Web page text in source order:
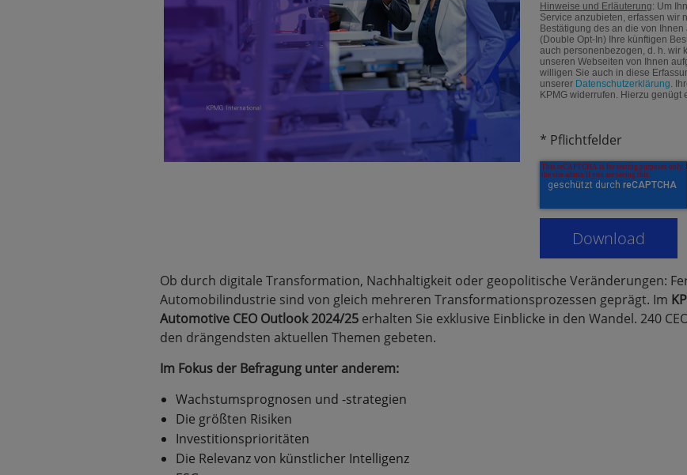
Hinweise und Erläuterung: Um
Service anzubieten, erfassen wir
Bestätigung des an die von
(Double Opt-In) Ihre künftigen
auch personenbezogen, d. h. wir
unseren Webseiten von Ihnen
willigen Sie auch in diese
unserer Datenschutzerklärung.
KPMG widerrufen. Hierzu genügt
* Pflichtfelder
Ob durch digitale Transformation, Nachhaltigkeit oder geopolitische Veränderungen:
Automobilindustrie sind von gleich mehreren Transformationsprozessen geprägt. Im
Automotive CEO Outlook 2024/25 erhalten Sie exklusive Einblicke in den Wandel. 240
den drängendsten aktuellen Themen gebeten.
Im Fokus der Befragung unter anderem:
Wachstumsprognosen und -strategien
Die größten Risiken
Investitionsprioritäten
Die Relevanz von künstlicher Intelligenz